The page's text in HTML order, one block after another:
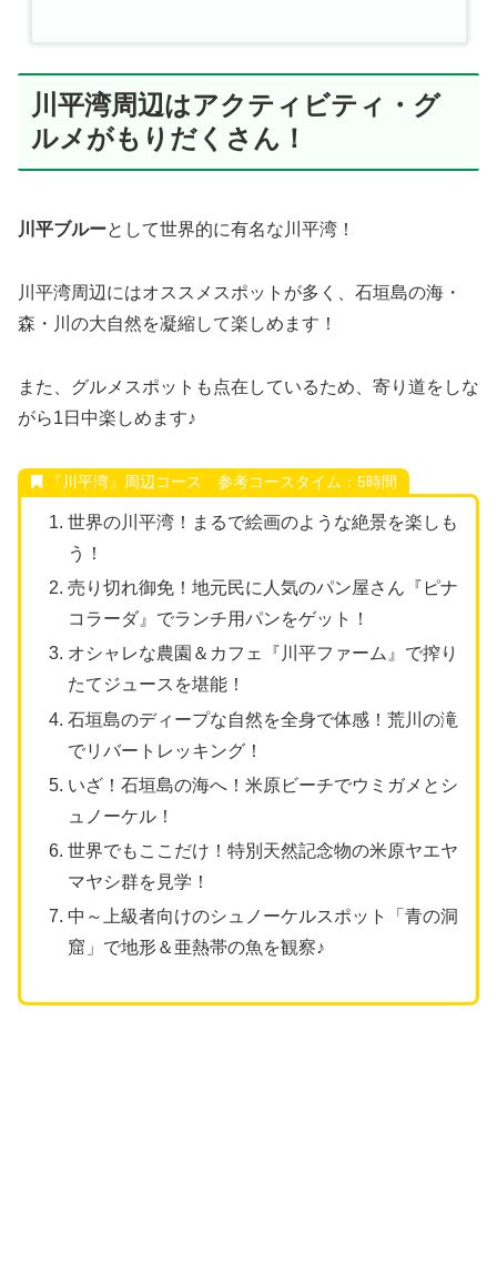
川平湾周辺はアクティビティ・グ
ルメがもりだくさん！
川平ブルーとして世界的に有名な川平湾！
川平湾周辺にはオススメスポットが多く、石垣島の海・
森・川の大自然を凝縮して楽しめます！
また、グルメスポットも点在しているため、寄り道をしな
がら1日中楽しめます♪
『川平湾』周辺コース 参考コースタイム：5時間
世界の川平湾！まるで絵画のような絶景を楽しも
う！
売り切れ御免！地元民に人気のパン屋さん『ピナ
コラーダ』でランチ用パンをゲット！
オシャレな農園＆カフェ『川平ファーム』で搾り
たてジュースを堪能！
石垣島のディープな自然を全身で体感！荒川の滝
でリバートレッキング！
いざ！石垣島の海へ！米原ビーチでウミガメとシ
ュノーケル！
世界でもここだけ！特別天然記念物の米原ヤエヤ
マヤシ群を見学！
中～上級者向けのシュノーケルスポット「青の洞
窟」で地形＆亜熱帯の魚を観察♪